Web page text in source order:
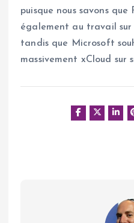
puisque nous savons
également au travail sur
tandis que Microsoft
massivement xCloud